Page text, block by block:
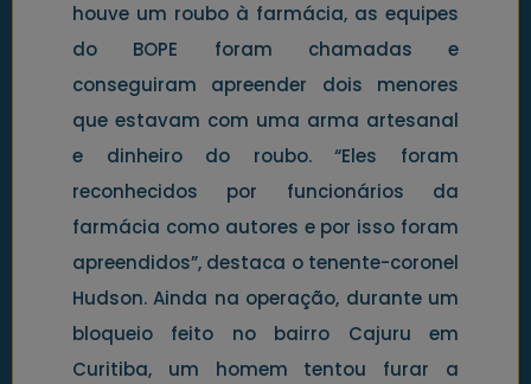
houve um roubo à farmácia, as equipes
do BOPE foram chamadas e
conseguiram apreender dois menores
que estavam com uma arma artesanal
e dinheiro do roubo. “Eles foram
reconhecidos por funcionários da
farmácia como autores e por isso foram
apreendidos”, destaca o tenente-coronel
Hudson. Ainda na operação, durante um
bloqueio feito no bairro Cajuru em
Curitiba, um homem tentou furar a